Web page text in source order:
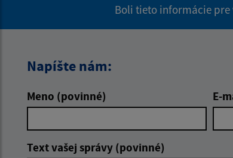
Boli tieto informácie pre
Napíšte nám:
Meno (povinné) E-
Text vašej správy (povinné)